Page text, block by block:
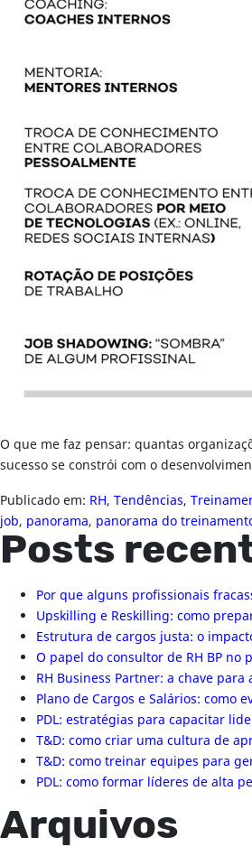
O que me faz pensar: quantas
sucesso se constrói com o
Publicado em: RH, Tendências,
job, panorama, panorama do
Posts
Por que alguns profissionais
Upskilling e Reskilling: como
Estrutura de cargos justa: o
O papel do consultor de RH BP no
RH Business Partner: a chave
Plano de Cargos e Salários: como
PDL: estratégias para capacitar
T&D: como criar uma cultura de
T&D: como treinar equipes para
PDL: como formar líderes de alta
Arquivos